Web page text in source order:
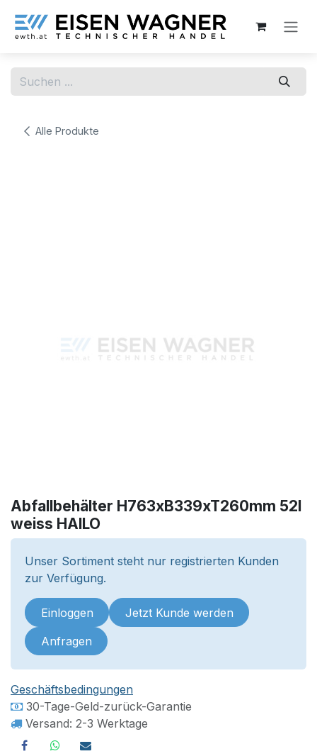
Alle Produkte
Abfallbehälter H763xB339xT260mm 52l
weiss HAILO
Unser Sortiment steht nur registrierten Kunden
zur Verfügung.
Einloggen Jetzt Kunde werden
Anfragen
Geschäftsbedingungen
30-Tage-Geld-zurück-Garantie
Versand: 2-3 Werktage